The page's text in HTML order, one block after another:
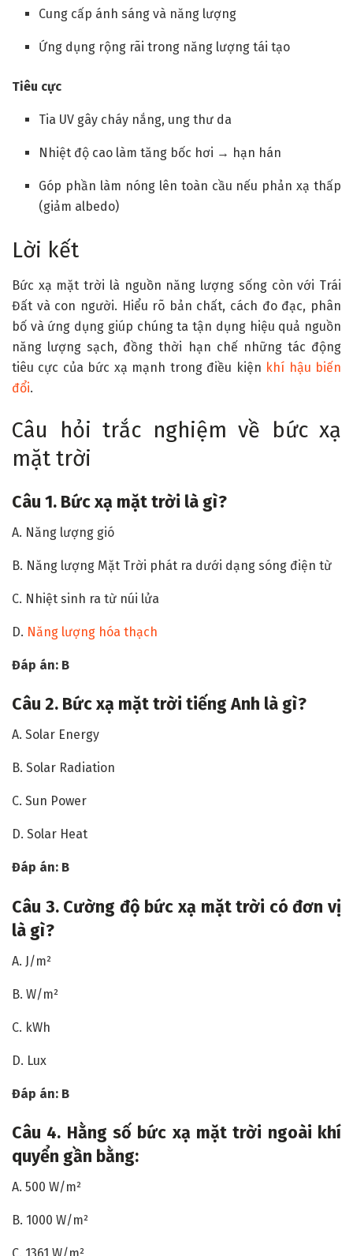
Cung cấp ánh sáng và năng lượng
Ứng dụng rộng rãi trong năng lượng tái tạo
Tiêu cực
Tia UV gây cháy nắng, ung thư da
Nhiệt độ cao làm tăng bốc hơi → hạn hán
Góp phần làm nóng lên toàn cầu nếu phản xạ thấp
(giảm albedo)
Lời kết
Bức xạ mặt trời là nguồn năng lượng sống còn với Trái
Đất và con người. Hiểu rõ bản chất, cách đo đạc, phân
bố và ứng dụng giúp chúng ta tận dụng hiệu quả nguồn
năng lượng sạch, đồng thời hạn chế những tác động
tiêu cực của bức xạ mạnh trong điều kiện khí hậu biến
đổi.
Câu hỏi trắc nghiệm về bức xạ
mặt trời
Câu 1. Bức xạ mặt trời là gì?
A. Năng lượng gió
B. Năng lượng Mặt Trời phát ra dưới dạng sóng điện từ
C. Nhiệt sinh ra từ núi lửa
D. Năng lượng hóa thạch
Đáp án: B
Câu 2. Bức xạ mặt trời tiếng Anh là gì?
A. Solar Energy
B. Solar Radiation
C. Sun Power
D. Solar Heat
Đáp án: B
Câu 3. Cường độ bức xạ mặt trời có đơn vị
là gì?
A. J/m²
B. W/m²
C. kWh
D. Lux
Đáp án: B
Câu 4. Hằng số bức xạ mặt trời ngoài khí
quyển gần bằng:
A. 500 W/m²
B. 1000 W/m²